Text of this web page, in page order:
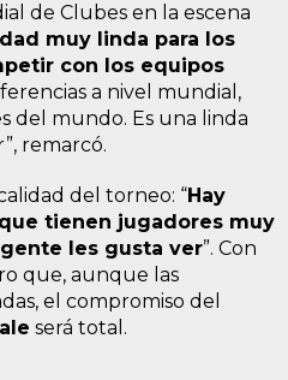
de Clubes en la escena
muy linda para los
con los equipos
a nivel mundial,
del mundo. Es una linda
remarcó.
del torneo: “Hay
tienen jugadores muy
les gusta ver”. Con
que, aunque las
el compromiso del
será total.